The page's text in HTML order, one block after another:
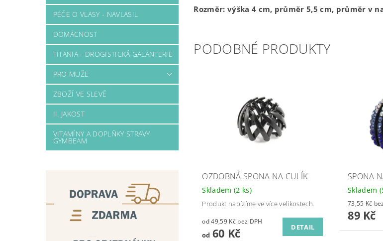
PÉČE O VLASY - NAVLASIL
DOMÁCNOST
TITANIA - DROGISTICKÁ GALANTERIE
PRO MUŽE
ZBOŽÍ VE SLEVĚ
II. JAKOST
VITAMÍNY A DOPLŇKY STRAVY
GYMBEAM
Rozměr: výška 4 cm, průměr 5,5 cm, průměr v
PODOBNÉ PRODUKTY
OZDOBNÁ SPONA NA CULÍK
Skladem (2 ks)
Produkt nabízíme ve více velikostech.
od 49,59 Kč bez DPH
od60 Kč DETAIL
SPONA
Skladem
89 Kč